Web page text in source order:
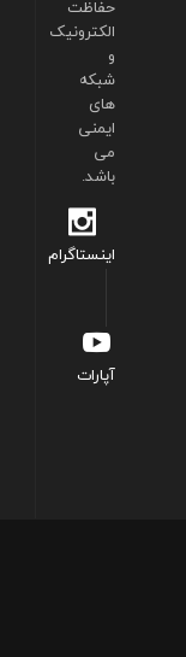
حفاظت
الکترونیک
و
شبکه
های
ایمنی
می
باشد.
اینستاگرام
آپارات